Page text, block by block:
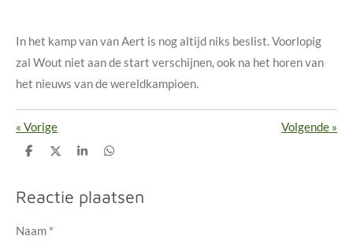
In het kamp van van Aert is nog altijd niks beslist. Voorlopig
zal Wout niet aan de start verschijnen, ook na het horen van
het nieuws van de wereldkampioen.
« Vorige Volgende »
D
n
D
l
S
e
D
e
n
Reactie plaatsen
Naam *